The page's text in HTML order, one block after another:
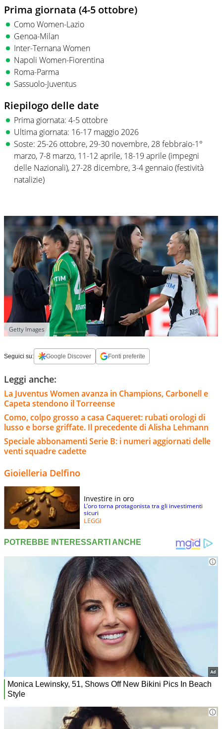
Prima giornata (4-5 ottobre)
Como Women-Lazio
Genoa-Milan
Inter-Ternana Women
Napoli Women-Fiorentina
Roma-Parma
Sassuolo-Juventus
Riepilogo delle date
Prima giornata: 4-5 ottobre
Ultima giornata: 16-17 maggio 2026
Soste: 25-26 ottobre, 29-30 novembre, 28 febbraio-1°
marzo, 7-8 marzo, 11-12 aprile, 18-19 aprile (impegni
delle Nazionali), 27-28 dicembre, 3-4 gennaio (festività
natalizie)
Getty Images
Seguici su: Google Discover Fonti preferite
Leggi anche:
La Juventus Women avanza in Champions, Carbonell e
Capeta stendono il Torreense
Como, colpo grosso a casa Caqueret: rubati orologi di
lusso e borse griffate. Il precedente di Alisha Lehmann
Speciale abbonamenti Serie B: i numeri aggiornati delle
venti squadre cadette
Gioielleria Delfino
Investire in oro
L’oro torna protagonista tra gli investimenti
sicuri
LEGGI